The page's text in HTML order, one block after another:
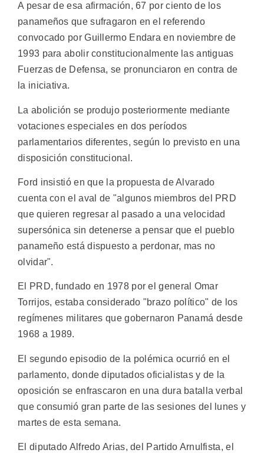
A pesar de esa afirmación, 67 por ciento de los
panameños que sufragaron en el referendo
convocado por Guillermo Endara en noviembre de
1993 para abolir constitucionalmente las antiguas
Fuerzas de Defensa, se pronunciaron en contra de
la iniciativa.
La abolición se produjo posteriormente mediante
votaciones especiales en dos períodos
parlamentarios diferentes, según lo previsto en una
disposición constitucional.
Ford insistió en que la propuesta de Alvarado
cuenta con el aval de "algunos miembros del PRD
que quieren regresar al pasado a una velocidad
supersónica sin detenerse a pensar que el pueblo
panameño está dispuesto a perdonar, mas no
olvidar".
El PRD, fundado en 1978 por el general Omar
Torrijos, estaba considerado "brazo político" de los
regímenes militares que gobernaron Panamá desde
1968 a 1989.
El segundo episodio de la polémica ocurrió en el
parlamento, donde diputados oficialistas y de la
oposición se enfrascaron en una dura batalla verbal
que consumió gran parte de las sesiones del lunes y
martes de esta semana.
El diputado Alfredo Arias, del Partido Arnulfista, el